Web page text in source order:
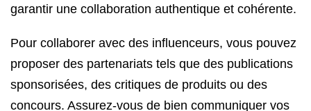
garantir une collaboration authentique et cohérente.
Pour collaborer avec des influenceurs, vous pouvez
proposer des partenariats tels que des publications
sponsorisées, des critiques de produits ou des
concours. Assurez-vous de bien communiquer vos